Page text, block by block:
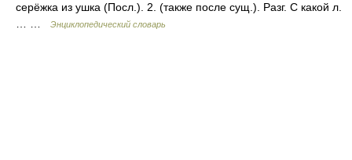
серёжка из ушка (Посл.). 2. (также после сущ.). Разг. С какой л.
Энциклопедический словарь